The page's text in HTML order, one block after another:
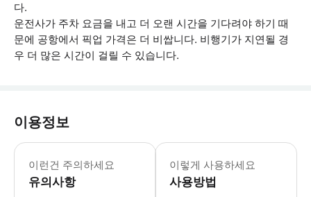
다.
운전사가 주차 요금을 내고 더 오랜 시간을 기다려야 하기 때
문에 공항에서 픽업 가격은 더 비쌉니다. 비행기가 지연될 경
우 더 많은 시간이 걸릴 수 있습니다.
이용정보
이런건 주의하세요
유의사항
- 항공편 번호와 도착 시간, 항공사명
이렇게 사용하세요
사용방법